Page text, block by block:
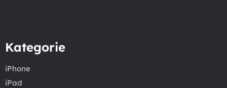
Kategorie
iPhone
iPad